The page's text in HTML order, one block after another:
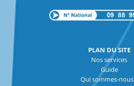
PLAN DU SITE
Nos services
Guide
Qui sommes-nous